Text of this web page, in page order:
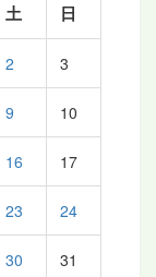
土 日
2 3
9 10
16 17
23 24
30 31